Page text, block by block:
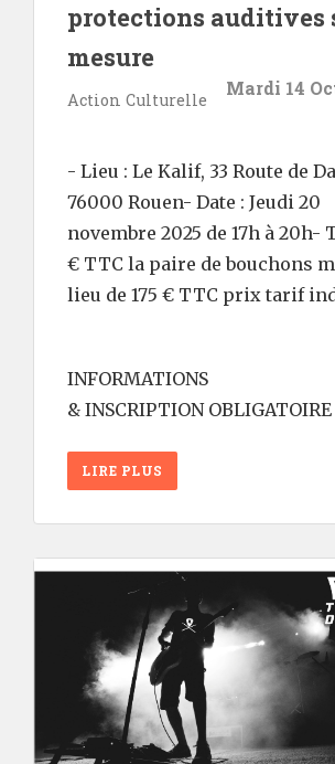
protections auditives
mesure
Action Culturelle
Mardi 14
- Lieu : Le Kalif, 33 Route de
76000 Rouen- Date : Jeudi 20
novembre 2025 de 17h à 20h-
€ TTC la paire de bouchons
lieu de 175 € TTC prix tarif
INFORMATIONS
& INSCRIPTION OBLIGATOIRE
LIRE PLUS